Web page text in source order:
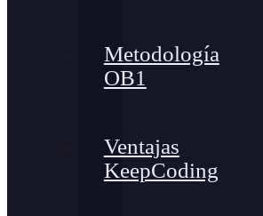
Metodología
OB1
Ventajas
KeepCoding